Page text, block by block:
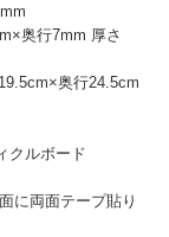
奥行7mm 厚さ
奥行24.5cm
クルボード
に両面テープ貼り